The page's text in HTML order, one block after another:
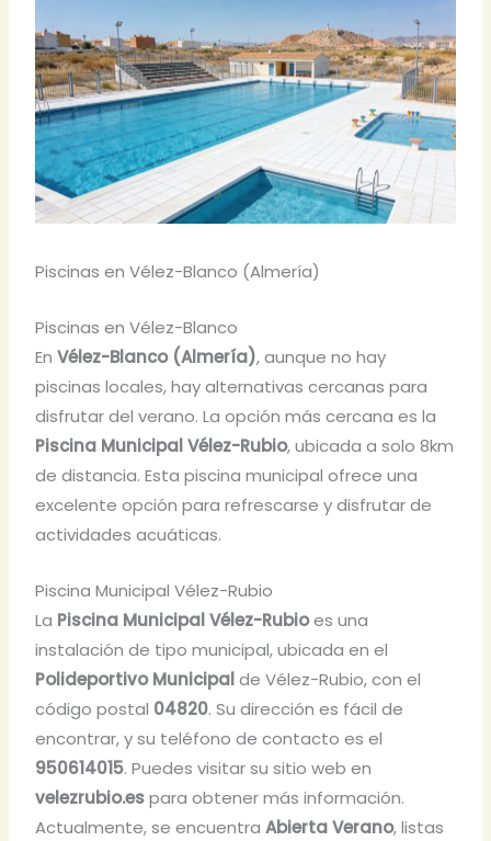
Piscinas en Vélez-Blanco (Almería)
Piscinas en Vélez-Blanco
EnVélez-Blanco (Almería), aunque no hay
piscinas locales, hay alternativas cercanas para
disfrutar del verano. La opción más cercana es la
Piscina Municipal Vélez-Rubio, ubicada a solo 8km
de distancia. Esta piscina municipal ofrece una
excelente opción para refrescarse y disfrutar de
actividades acuáticas.
Piscina Municipal Vélez-Rubio
La Piscina Municipal Vélez-Rubioes una
instalación de tipo municipal, ubicada en el
Polideportivo Municipalde Vélez-Rubio, con el
código postal 04820. Su dirección es fácil de
encontrar, y su teléfono de contacto es el
950614015. Puedes visitar su sitio web en
velezrubio.espara obtener más información.
Actualmente, se encuentraAbierta Verano, listas